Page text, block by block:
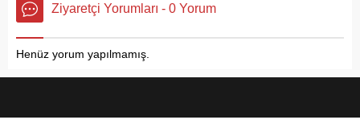
Ziyaretçi Yorumları - 0 Yorum
Henüz yorum yapılmamış.